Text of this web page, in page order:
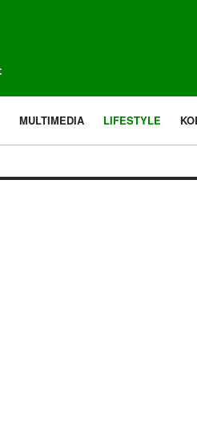
MULTIMEDIA LIFESTYLE